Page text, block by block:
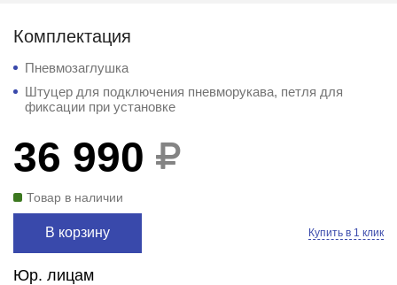
Комплектация
Пневмозаглушка
Штуцер для подключения пневморукава, петля для
фиксации при установке
36 990
Товар в наличии
В корзину Купить в 1 клик
Юр. лицам